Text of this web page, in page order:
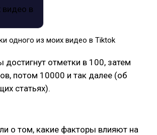
одного из моих видео в Tiktok
достигнут отметки в 100, затем
потом 10000 и так далее (об
статьях).
о том, какие факторы влияют на